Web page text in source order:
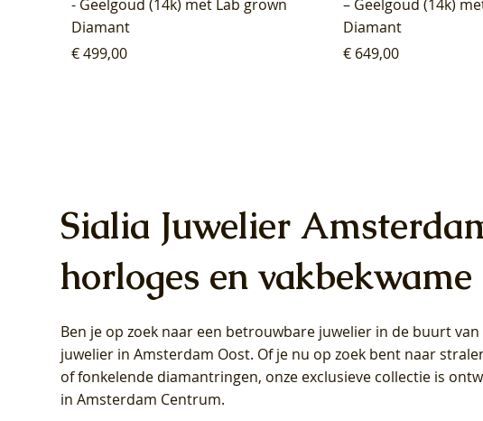
- Geelgoud (14k) met Lab grown
Diamant
Prijs
€ 499,00
– Geelgoud (14k)
Diamant
Prijs
€ 649,00
Blush Lab Diamonds Oorhangers
LG9006Y/S - Geelgoud (14k) met Lab
grown Diamant
Blush Lab
LG9007Y/S -
grown Diamant
Blush Lab Diamonds Collier LG3019Y
– Geelgoud (14k) met Lab grown
Diamant
Blush Lab
Geelgoud (14k) met
Diamant
Blush Lab Diamonds Ring LG1031Y -
Geelgoud (14k) met Lab grown
Diamant
Blush Lab
Geelgoud (14k) met
Diamant
Sialia Juwelier
horloges en
Ben je op zoek naar een betrouwbare juwelier in de buurt
juwelier in Amsterdam Oost. Of je nu op zoek bent naar
of fonkelende diamantringen, onze exclusieve collectie is
in Amsterdam Centrum.